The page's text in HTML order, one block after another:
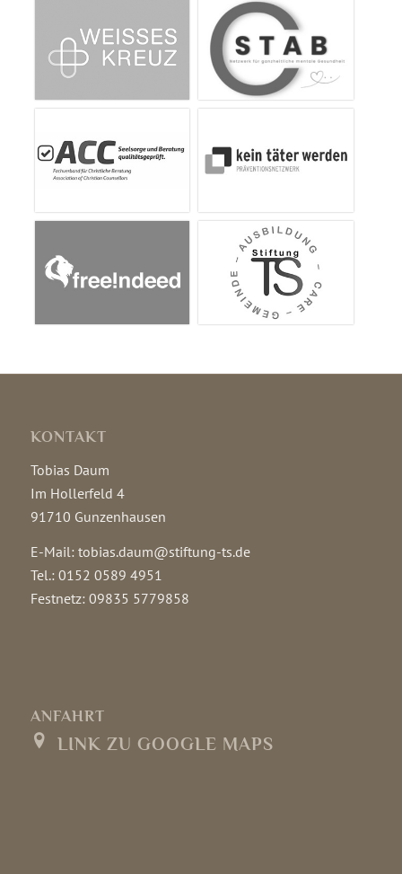
KONTAKT
Tobias Daum
Im Hollerfeld 4
91710 Gunzenhausen
E-Mail: tobias.daum@stiftung-ts.de
Tel.: 0152 0589 4951
Festnetz: 09835 5779858
ANFAHRT
LINK ZU GOOGLE MAPS